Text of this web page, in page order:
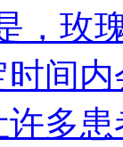
，玫
间
多